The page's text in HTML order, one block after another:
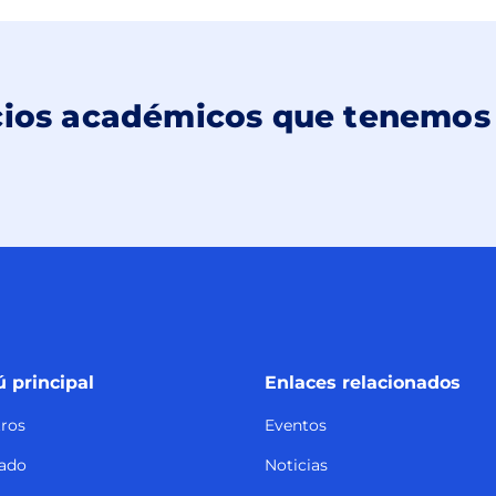
académicos que tenemos
principal Enlaces relacionados
Eventos
Noticias